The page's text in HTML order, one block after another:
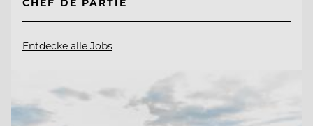
Entdecke alle Jobs